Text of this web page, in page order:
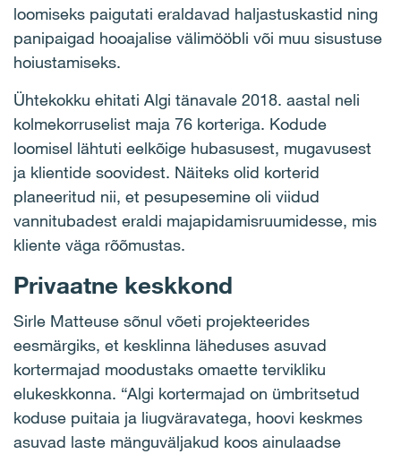
loomiseks paigutati eraldavad haljastuskastid ning
panipaigad hooajalise välimööbli või muu sisustuse
hoiustamiseks.
Ühtekokku ehitati Algi tänavale 2018. aastal neli
kolmekorruselist maja 76 korteriga. Kodude
loomisel lähtuti eelkõige hubasusest, mugavusest
ja klientide soovidest. Näiteks olid korterid
planeeritud nii, et pesupesemine oli viidud
vannitubadest eraldi majapidamisruumidesse, mis
kliente väga rõõmustas.
Privaatne keskkond
Sirle Matteuse sõnul võeti projekteerides
eesmärgiks, et kesklinna läheduses asuvad
kortermajad moodustaks omaette tervikliku
elukeskkonna. “Algi kortermajad on ümbritsetud
koduse puitaia ja liugväravatega, hoovi keskmes
asuvad laste mänguväljakud koos ainulaadse